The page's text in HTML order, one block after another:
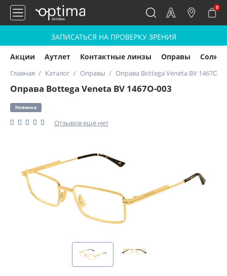
0
ЗАПИСАТЬСЯ НА ПРОВЕРКУ ЗРЕНИЯ
Акции Аутлет Контактные линзы Оправы
Главная Каталог Оправы Оправа Bottega Veneta BV 1467O-
Оправа Bottega Veneta BV 1467O-003
Новинка
Отзывов еще нет